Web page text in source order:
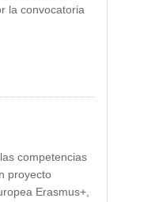
la convocatoria
competencias
proyecto
Erasmus+,